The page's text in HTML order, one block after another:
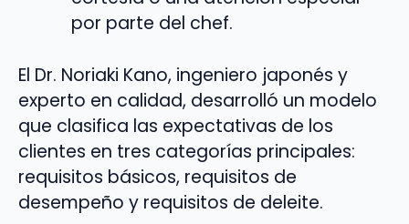
por parte del chef.
El Dr. Noriaki Kano, ingeniero japonés y
experto en calidad, desarrolló un modelo
que clasifica las expectativas de los
clientes en tres categorías principales:
requisitos básicos, requisitos de
desempeño y requisitos de deleite.